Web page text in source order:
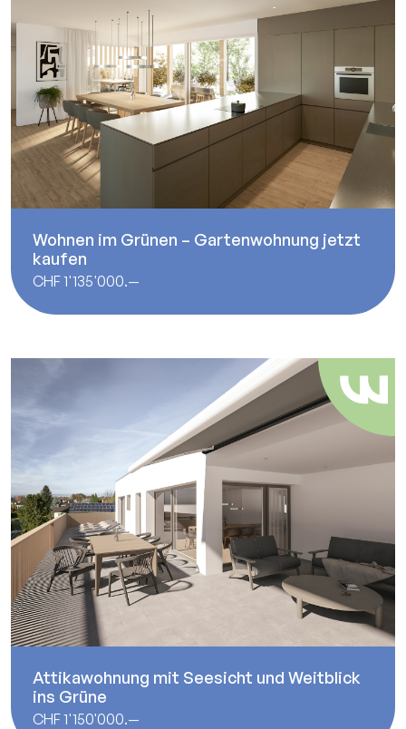
Wohnen im Grünen – Gartenwohnung jetzt
kaufen
CHF 1'135'000.—
Attikawohnung mit Seesicht und Weitblick
ins Grüne
CHF 1'150'000.—